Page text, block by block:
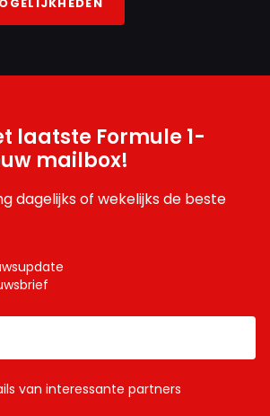
laatste Formule 1-
mailbox!
dagelijks of wekelijks de beste
van interessante partners